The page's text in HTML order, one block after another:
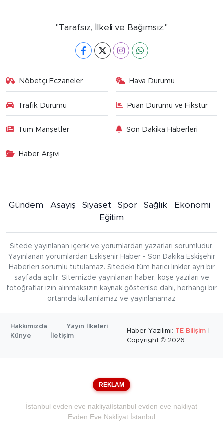
"Tarafsız, İlkeli ve Bağımsız."
Nöbetçi Eczaneler Hava Durumu
Trafik Durumu Puan Durumu ve Fikstür
Tüm Manşetler Son Dakika Haberleri
Haber Arşivi
Gündem Asayiş Siyaset Spor Sağlık
Ekonomi
Eğitim
Sitede yayınlanan içerik ve yorumlardan yazarları sorumludur.
Yayınlanan yorumlardan Eskişehir Haber - Son Dakika Eskişehir
Haberleri sorumlu tutulamaz. Sitedeki tüm harici linkler ayrı bir
sayfada açılır. Sitemizde yayınlanan haber, köşe yazıları ve
fotoğraflar izin alınmaksızın kaynak gösterilse dahi, herhangi bir
ortamda kullanılamaz ve yayınlanamaz
Hakkımızda
Yayın İlkeleri
Künye
İletişim
Haber Yazılımı: TE Bilişim
Copyright © 2026
REKLAM
İstanbul evden eve nakliyatİstanbul evden eve nakliyat
Evden Eve Nakliyat İstanbul